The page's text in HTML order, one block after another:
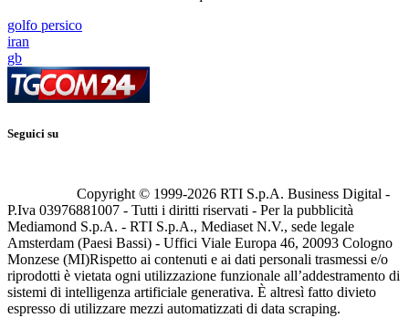
golfo persico
iran
gb
Seguici su
Copyright © 1999-2026 RTI S.p.A. Business Digital -
P.Iva 03976881007 - Tutti i diritti riservati - Per la pubblicità
Mediamond S.p.A. - RTI S.p.A., Mediaset N.V., sede legale
Amsterdam (Paesi Bassi) - Uffici Viale Europa 46, 20093 Cologno
Monzese (MI)Rispetto ai contenuti e ai dati personali trasmessi e/o
riprodotti è vietata ogni utilizzazione funzionale all’addestramento di
sistemi di intelligenza artificiale generativa. È altresì fatto divieto
espresso di utilizzare mezzi automatizzati di data scraping.